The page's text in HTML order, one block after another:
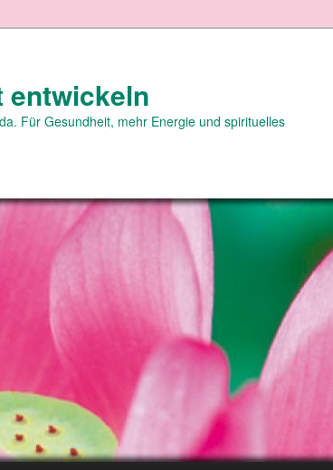
entwickeln
Für Gesundheit, mehr Energie und spirituelles